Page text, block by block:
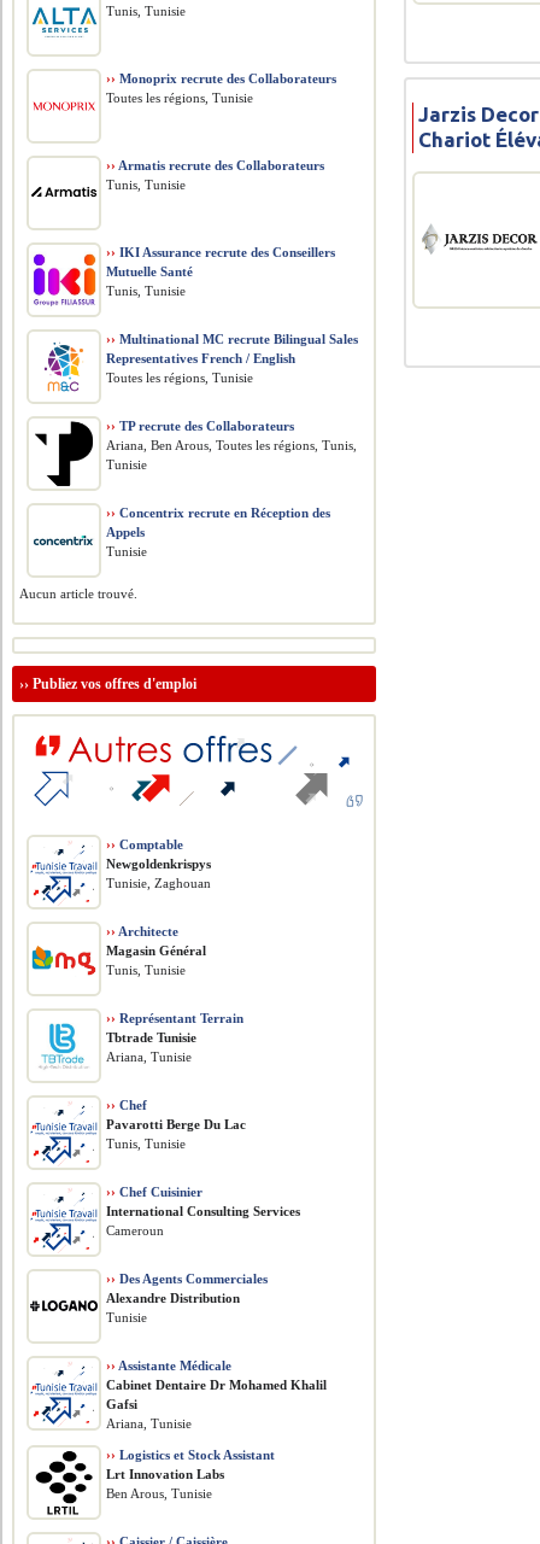
Jarzis
Chariot
Tunis, Tunisie
›› Monoprix recrute des Collaborateurs
Toutes les régions, Tunisie
›› Armatis recrute des Collaborateurs
Tunis, Tunisie
›› IKI Assurance recrute des Conseillers
Mutuelle Santé
Tunis, Tunisie
›› Multinational MC recrute Bilingual Sales
Representatives French / English
Toutes les régions, Tunisie
›› TP recrute des Collaborateurs
Ariana, Ben Arous, Toutes les régions, Tunis,
Tunisie
›› Concentrix recrute en Réception des
Appels
Tunisie
Aucun article trouvé.
››Publiez vos offres d'emploi
›› Comptable
Newgoldenkrispys
Tunisie, Zaghouan
›› Architecte
Magasin Général
Tunis, Tunisie
›› Représentant Terrain
Tbtrade Tunisie
Ariana, Tunisie
›› Chef
Pavarotti Berge Du Lac
Tunis, Tunisie
›› Chef Cuisinier
International Consulting Services
Cameroun
›› Des Agents Commerciales
Alexandre Distribution
Tunisie
›› Assistante Médicale
Cabinet Dentaire Dr Mohamed Khalil
Gafsi
Ariana, Tunisie
›› Logistics et Stock Assistant
Lrt Innovation Labs
Ben Arous, Tunisie